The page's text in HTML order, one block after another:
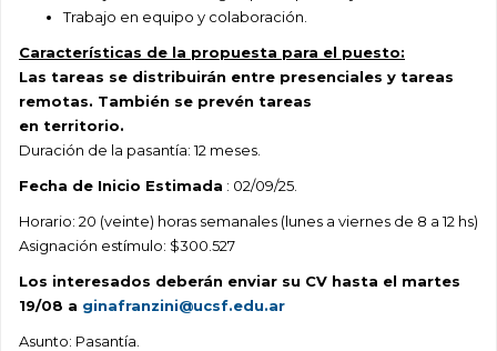
Trabajo en equipo y colaboración.
Características de la propuesta para el puesto:
Las tareas se distribuirán entre presenciales y tareas
remotas. También se prevén tareas
en territorio.
Duración de la pasantía: 12 meses.
Fecha de Inicio Estimada : 02/09/25.
Horario: 20 (veinte) horas semanales (lunes a viernes de 8 a 12 hs)
Asignación estímulo: $300.527
Los interesados deberán enviar su CV hasta el martes
19/08 a ginafranzini@ucsf.edu.ar
Asunto: Pasantía.